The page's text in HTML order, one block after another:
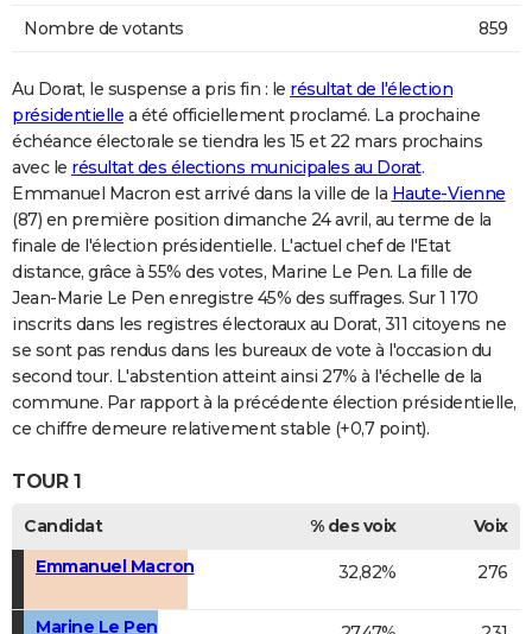
Nombre de votants 859
Au Dorat, le suspense a pris fin : le résultat de l'élection
présidentielle a été officiellement proclamé. La prochaine
échéance électorale se tiendra les 15 et 22 mars prochains
avec le résultat des élections municipales au Dorat.
Emmanuel Macron est arrivé dans la ville de la Haute-Vienne
(87) en première position dimanche 24 avril, au terme de la
finale de l'élection présidentielle. L'actuel chef de l'Etat
distance, grâce à 55% des votes, Marine Le Pen. La fille de
Jean-Marie Le Pen enregistre 45% des suffrages. Sur 1 170
inscrits dans les registres électoraux au Dorat, 311 citoyens ne
se sont pas rendus dans les bureaux de vote à l'occasion du
second tour. L'abstention atteint ainsi 27% à l'échelle de la
commune. Par rapport à la précédente élection présidentielle,
ce chiffre demeure relativement stable (+0,7 point).
TOUR 1
Candidat % des voix
Voix
Emmanuel Macron
32,82% 276
Marine Le Pen